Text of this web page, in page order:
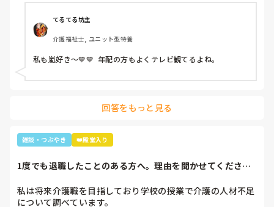
ーズ…(きっとWESTの読み方分からなかった)あなたジャニ
ーズが好きなのね😊」と。
大好きと伝えると「私もよ、あなた嵐は好き？」と聞かれ、
1番好きと伝えると利用者さんが嵐のメンバー3人の名前を言
っていき「後2人…。どないしよ、あと2人名前がでてけぇへ
んわ😩」と言うと近くの利用者さんが「櫻井くんと二宮くん
や」と😂😂
ムタクしか居ないこと、SMAPは解散してしまった事等伝え
言いやん😊」と(笑)
そこから利用者さんは「キムタクは工藤静香と結婚したんや
最初の嵐で私のジャニオタスイッチを破壊してきたので、入
員がその利用者さんに「この子にその話したら永遠に話すか
らあかんよ(笑)」と言われるほど(笑)
てるてる坊主
介護福祉士, ユニット型特養
私も嵐好き～💙💙  年配の方もよくテレビ観てるよね。
回答をもっと見る
雑談・つぶやき 👑殿堂入り
1度でも退職したことのある方へ。理由を聞かせてくださ
私は将来介護職を目指しており学校の授業で介護の人材不足
について調べています。